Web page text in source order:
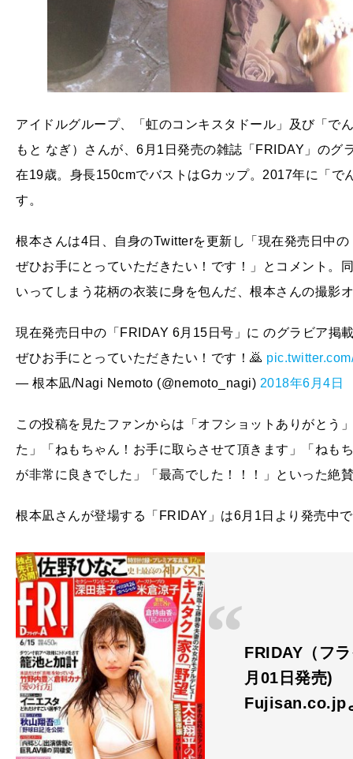
アイドルグループ、「虹のコンキスタドール」及び「で
もと なぎ）さんが、6月1日発売の雑誌「FRIDAY」のグ
在19歳。身長150cmでバストはGカップ。2017年に「
す。
根本さんは4日、自身のTwitterを更新し「現在発売日中
ぜひお手にとっていただきたい！です！」とコメント。
いってしまう花柄の衣装に身を包んだ、根本さんの撮影
現在発売日中の「FRIDAY 6月15日号」に のグラビア掲
ぜひお手にとっていただきたい！です！🙇
— 根本凪/Nagi Nemoto (@nemoto_nagi) 2018年6月4日
この投稿を見たファンからは「オフショットありがとう
た」「ねもちゃん！お手に取らさせて頂きます」「ねも
が非常に良きでした」「最高でした！！！」といった絶
根本凪さんが登場する「FRIDAY」は6月1日より発売中
FRIDAY（フ
月01日発売)
Fujisan.co.jp